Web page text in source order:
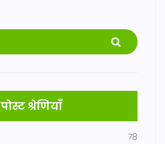
पोस्ट श्रेणियाँ
78